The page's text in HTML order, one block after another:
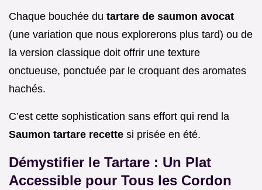
Chaque bouchée du tartare de saumon avocat
(une variation que nous explorerons plus tard) ou de
la version classique doit offrir une texture
onctueuse, ponctuée par le croquant des aromates
hachés.
C’est cette sophistication sans effort qui rend la
Saumon tartare recette si prisée en été.
Démystifier le Tartare : Un Plat
Accessible pour Tous les Cordon